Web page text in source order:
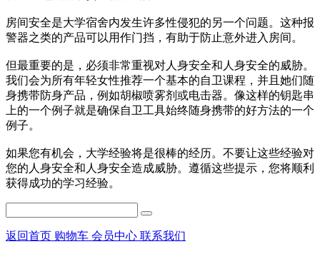
房间安全是大学宿舍内发生许多性侵犯的另一个问题。这种报
警器之类的产品可以用作门挡，有助于防止意外进入房间。
但最重要的是，必须非常重视对人身安全和人身安全的威胁。
我们会为所有年轻女性推荐一个基本的自卫课程，并且她们随
身携带防身产品，例如胡椒喷雾剂或电击器。像这样的钥匙串
上的一个例子就是确保自卫工具始终随身携带的好方法的一个
例子。
如果您有机会，大学经验将是很棒的经历。不要让这些经验对
您的人身安全和人身安全造成威胁。遵循这些提示，您将顺利
获得成功的学习经验。
返回首页 购物车 会员中心 联系我们